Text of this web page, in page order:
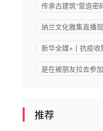
传承古建筑“营造密
纳兰文化雅集直播
新华全媒+丨抗疫
是在被朋友拉去参
推荐